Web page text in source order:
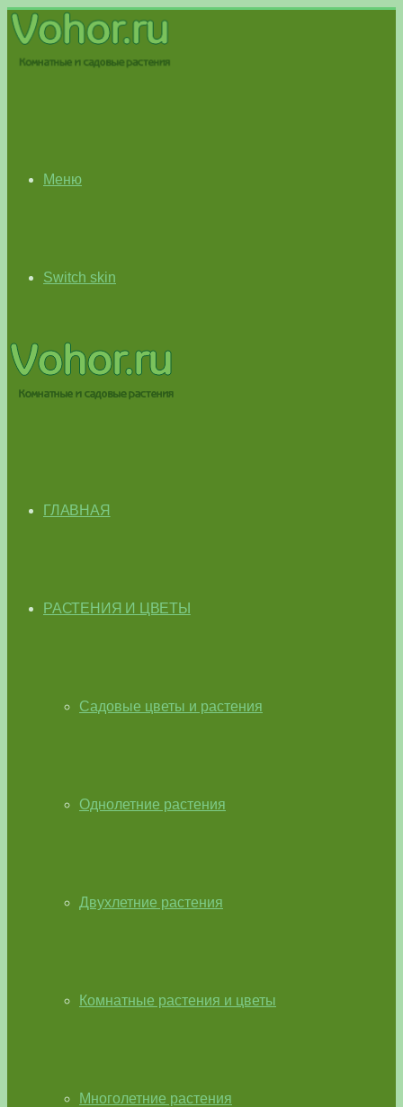
Меню
Switch skin
ГЛАВНАЯ
РАСТЕНИЯ И ЦВЕТЫ
Садовые цветы и растения
Однолетние растения
Двухлетние растения
Комнатные растения и цветы
Многолетние растения